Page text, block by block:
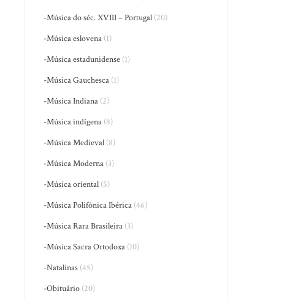
-Música do séc. XVIII – Portugal (20)
-Música eslovena (1)
-Música estadunidense (1)
-Música Gauchesca (1)
-Música Indiana (2)
-Música indígena (8)
-Música Medieval (8)
-Música Moderna (3)
-Música oriental (5)
-Música Polifônica Ibérica (46)
-Música Rara Brasileira (3)
-Música Sacra Ortodoxa (10)
-Natalinas (45)
-Obituário (20)